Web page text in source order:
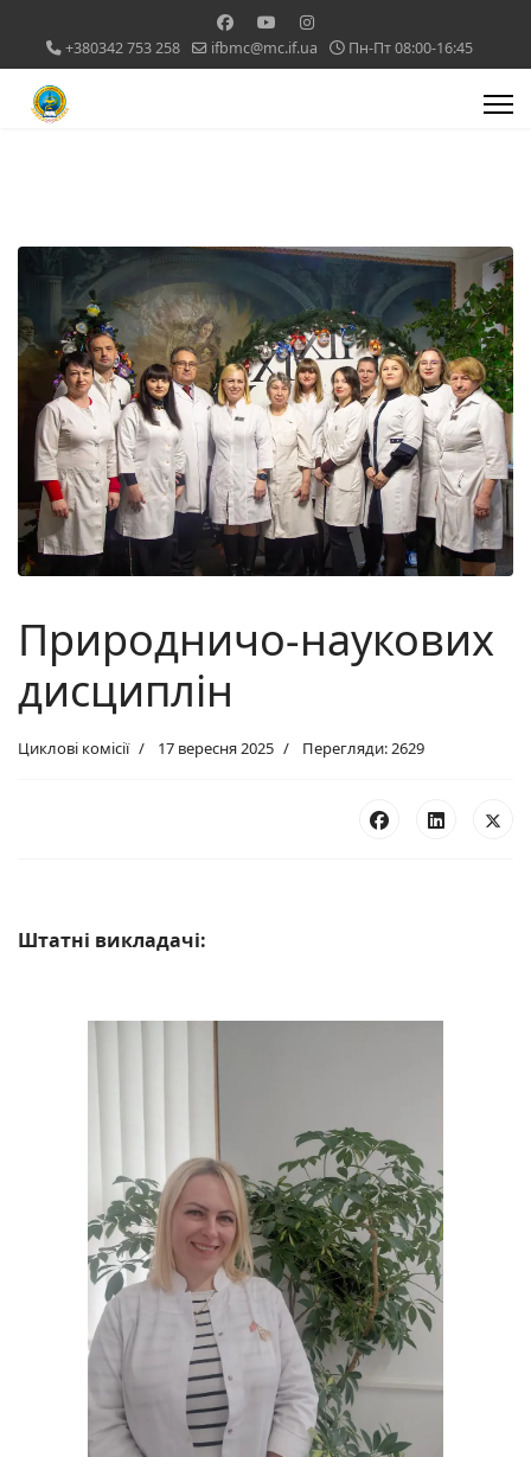
+380342 753 258 ifbmc@mc.if.ua Пн-Пт 08:00-16:45
Природничо-наукових
дисциплін
Циклові комісії 17 вересня 2025 Перегляди: 2629
Штатні викладачі: